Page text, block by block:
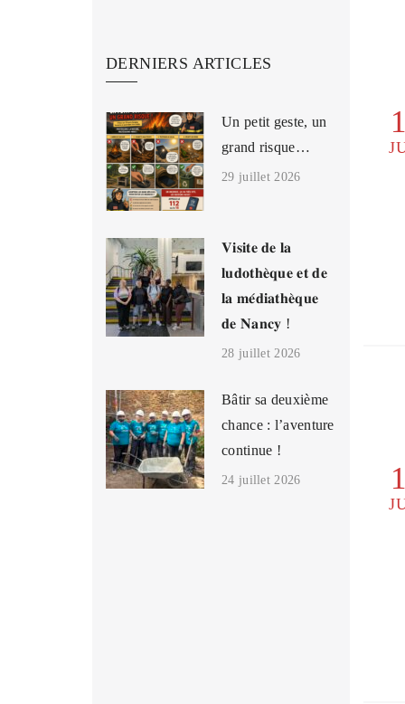
DERNIERS ARTICLES
Un petit geste, un
grand risque…
29 juillet 2026
𝐕𝐢𝐬𝐢𝐭𝐞 𝐝𝐞 𝐥𝐚
𝐥𝐮𝐝𝐨𝐭𝐡𝐞̀𝐪𝐮𝐞 𝐞𝐭 𝐝𝐞
𝐥𝐚 𝐦𝐞́𝐝𝐢𝐚𝐭𝐡𝐞̀𝐪𝐮𝐞
𝐝𝐞 𝐍𝐚𝐧𝐜𝐲 !
28 juillet 2026
Bâtir sa deuxième
chance : l’aventure
continue !
24 juillet 2026